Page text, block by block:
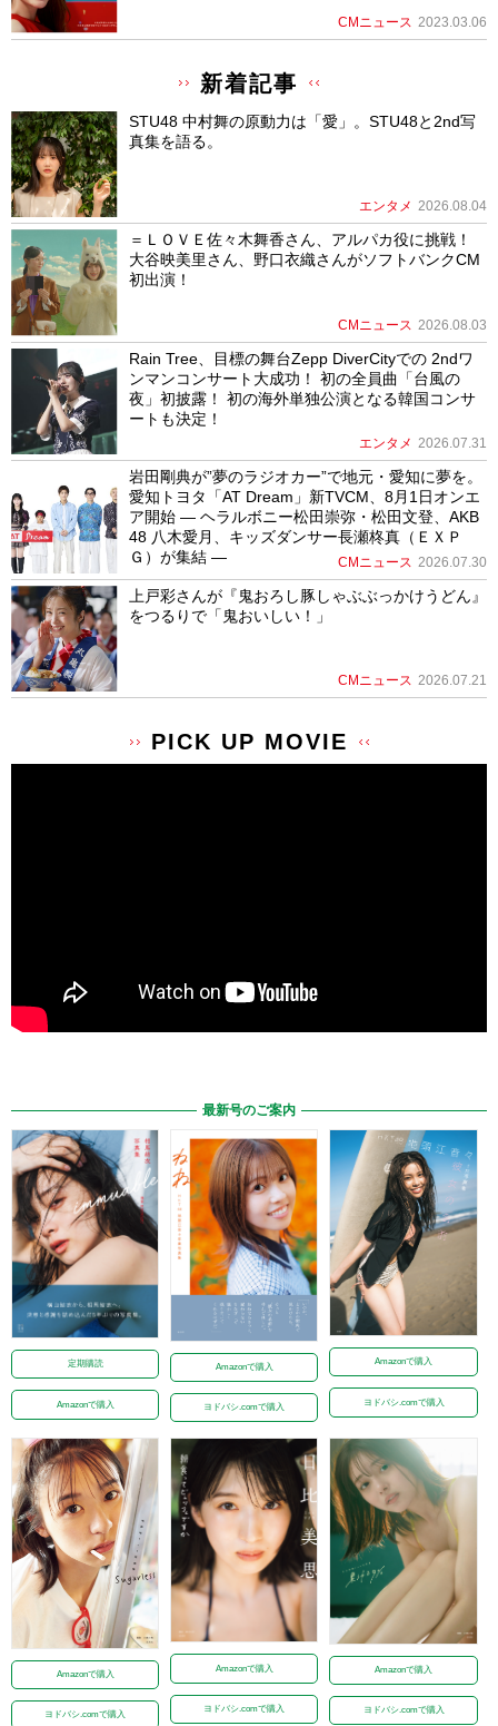
CMニュース 2023.03.06
新着記事
STU48 中村舞の原動力は「愛」。STU48と2nd写
真集を語る。
エンタメ 2026.08.04
＝ＬＯＶＥ佐々木舞香さん、アルパカ役に挑戦！
大谷映美里さん、野口衣織さんがソフトバンクCM
初出演！
CMニュース 2026.08.03
Rain Tree、目標の舞台Zepp DiverCityでの 2ndワ
ンマンコンサート大成功！ 初の全員曲「台風の
夜」初披露！ 初の海外単独公演となる韓国コンサ
ートも決定！
エンタメ 2026.07.31
岩田剛典が”夢のラジオカー”で地元・愛知に夢を。
愛知トヨタ「AT Dream」新TVCM、8月1日オンエ
ア開始 ― ヘラルボニー松田崇弥・松田文登、AKB
48 八木愛月、キッズダンサー長瀬柊真（ＥＸＰ
Ｇ）が集結 ―
CMニュース 2026.07.30
上戸彩さんが『鬼おろし豚しゃぶぶっかけうどん』
をつるりで「鬼おいしい！」
CMニュース 2026.07.21
PICK UP MOVIE
最新号のご案内
定期購読
Amazonで購入
Amazonで購入
ヨドバシ.comで購入
Amazonで購入
ヨドバシ.comで購入
Amazonで購入
ヨドバシ.comで購入
Amazonで購入
ヨドバシ.comで購入
Amazonで購入
ヨドバシ.comで購入